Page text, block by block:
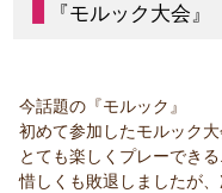
『モルック大会』
今話題の『モルック』
初めて参加したモルック
とても楽しくプレーでき
惜しくも敗退しましたが